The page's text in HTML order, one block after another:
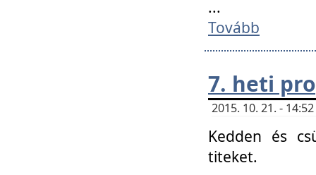
...
Tovább
7. heti
2015. 10. 21. -
Kedden és
titeket.